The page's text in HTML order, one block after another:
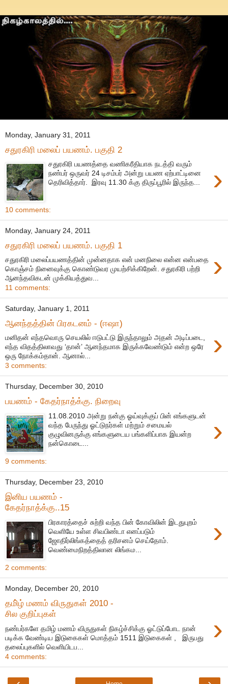
Monday, January 31, 2011
சதுரகிரி மலைப் பயணம். பகுதி 2
›
சதுரகிரி பயணத்தை வணிகரீதியாக நடத்தி வரும்
நண்பர் ஒருவர் 24 டிசம்பர் அன்று பயண ஏற்பாட்டினை
தெரிவித்தார். இரவு 11.30 க்கு திருப்பூரில் இருந்த...
10 comments:
Monday, January 24, 2011
சதுரகிரி மலைப் பயணம். பகுதி 1
›
சதுரகிரி மலைப்பயணத்தின் முன்னதாக என் மனநிலை என்ன என்பதை
கொஞ்சம் நினைவுக்கு கொண்டுவர முயற்சிக்கிறேன். சதுரகிரி பற்றி
ஆனந்தவிகடன் முக்கியத்துவ...
11 comments:
Saturday, January 1, 2011
ஆனந்தத்தின் பிரகடனம் - (ஈஷா)
›
மனிதன் எந்தவொரு செயலில் ஈடுபட்டு இருந்தாலும் அதன் அடிப்படை,
எந்த விதத்திலாவது ‘தான்’ ஆனந்தமாக இருக்கவேண்டும் என்ற ஒரே
ஒரு நோக்கம்தான். ஆனால்...
3 comments:
Thursday, December 30, 2010
பயணம் - கேதர்நாத்க்கு. நிறைவு
›
11.08.2010 அன்று நன்கு ஓய்வுக்குப் பின் எங்களுடன்
வந்த பேருந்து ஓட்டுநர்கள் மற்றும் சமையல்
குழுவினருக்கு எங்களுடைய பங்களிப்பாக இயன்ற
நன்கொடை...
9 comments:
Thursday, December 23, 2010
இனிய பயணம் -
கேதர்நாத்க்கு..15
›
பிரகாரத்தைச் சுற்றி வந்த பின் கோவிலின் இடதுபுறம்
வெளியே உள்ள சிவபிண்டா எனப்படும்
ஜோதிர்லிங்கத்தைத் தரிசனம் செய்தோம்.
வெண்மைநிறத்திலான லிங்கம...
2 comments:
Monday, December 20, 2010
தமி்ழ் மணம் விருதுகள் 2010 -
சில குறிப்புகள்
›
நண்பர்களே தமிழ் மணம் விருதுகள் நிகழ்ச்சிக்கு ஓட்டுப்போட நான்
படிக்க வேண்டிய இடுகைகள் மொத்தம் 1511 இடுகைகள் , இருபது
தலைப்புகளில் வெளியிடப...
4 comments: